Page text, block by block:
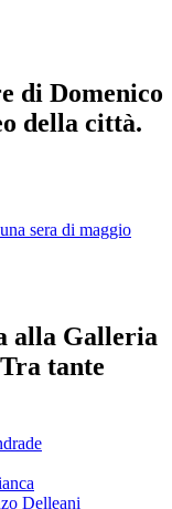
di Domenico
della città.
sera di maggio
alla Galleria
tante
Delleani